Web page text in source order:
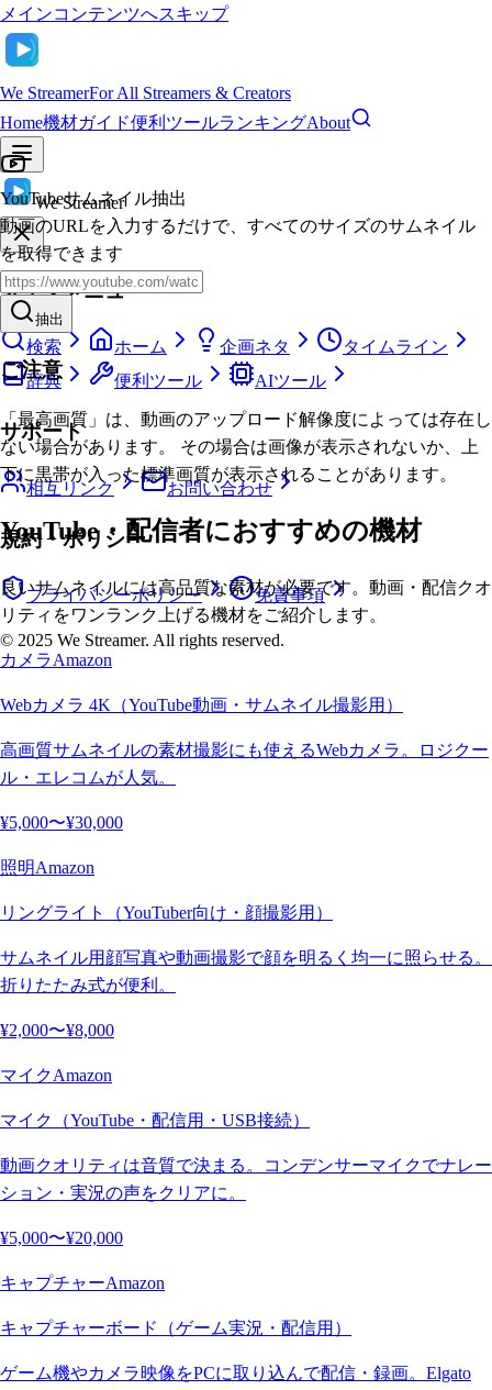
メインコンテンツへスキップ
We StreamerFor All Streamers & Creators
Home機材ガイド便利ツールランキングAbout
We Streamer
メインメニュー
検索 ホーム 企画ネタ
タイムライン
辞典
便利ツール AIツール
サポート
相互リンク お問い合わせ
規約・ポリシー
プライバシーポリシー 免責事項
© 2025 We Streamer. All rights reserved.
YouTubeサムネイル抽出
動画のURLを入力するだけで、すべてのサイズのサムネイル
を取得できます
抽出
ご注意
「最高画質」は、動画のアップロード解像度によっては存在し
ない場合があります。 その場合は画像が表示されないか、上
下に黒帯が入った標準画質が表示されることがあります。
YouTube・配信者におすすめの機材
良いサムネイルには高品質な素材が必要です。動画・配信クオ
リティをワンランク上げる機材をご紹介します。
カメラAmazon
Webカメラ 4K（YouTube動画・サムネイル撮影用）
高画質サムネイルの素材撮影にも使えるWebカメラ。ロジクー
ル・エレコムが人気。
¥5,000〜¥30,000
照明Amazon
リングライト（YouTuber向け・顔撮影用）
サムネイル用顔写真や動画撮影で顔を明るく均一に照らせる。
折りたたみ式が便利。
¥2,000〜¥8,000
マイクAmazon
マイク（YouTube・配信用・USB接続）
動画クオリティは音質で決まる。コンデンサーマイクでナレー
ション・実況の声をクリアに。
¥5,000〜¥20,000
キャプチャーAmazon
キャプチャーボード（ゲーム実況・配信用）
ゲーム機やカメラ映像をPCに取り込んで配信・録画。Elgato